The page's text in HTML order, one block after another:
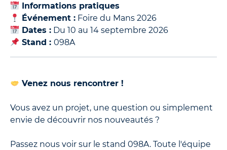
Informations pratiques
Événement : Foire du Mans 2026
Dates : Du 10 au 14 septembre 2026
Stand :098A
Venez nous rencontrer !
Vous avez un projet, une question ou simplement
envie de découvrir nos nouveautés ?
Passez nous voir sur le stand 098A. Toute l'équipe